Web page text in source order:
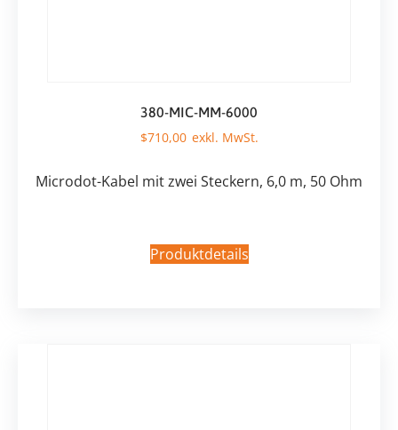
380-MIC-MM-6000
$710,00
Microdot-Kabel mit zwei Steckern, 6,0 m, 50 Ohm
Produktdetails